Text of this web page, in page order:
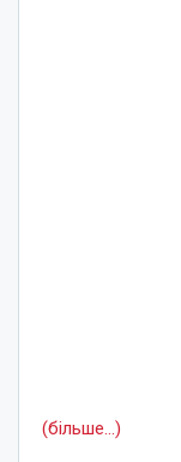
(більше…)